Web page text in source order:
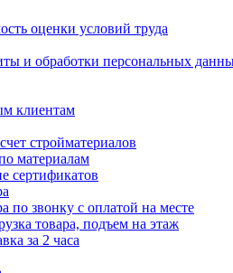
оценки условий труда
и обработки персональных
клиентам
стройматериалов
материалам
сертификатов
по звонку с оплатой на месте
товара, подъем на этаж
за 2 часа